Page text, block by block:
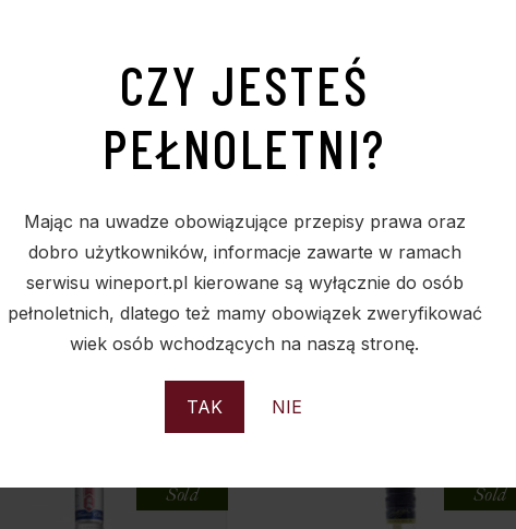
CZY JESTEŚ
PEŁNOLETNI?
Mając na uwadze obowiązujące przepisy prawa oraz
dobro użytkowników, informacje zawarte w ramach
serwisu wineport.pl kierowane są wyłącznie do osób
pełnoletnich, dlatego też mamy obowiązek zweryfikować
wiek osób wchodzących na naszą stronę.
TAK NIE
PODOBNE PRODUKTY
Sold Sold